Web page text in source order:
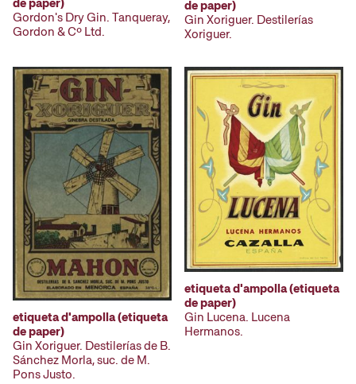
de paper)
Gordon's Dry Gin. Tanqueray,
Gordon & Cº Ltd.
de paper)
Gin Xoriguer. Destilerías
Xoriguer.
etiqueta d'ampolla (etiqueta
de paper)
Gin Xoriguer. Destilerías de B.
Sánchez Morla, suc. de M.
Pons Justo.
etiqueta d'ampolla (etiqueta
de paper)
Gin Lucena. Lucena
Hermanos.